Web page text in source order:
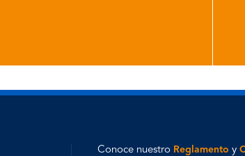
Conoce nuestro Reglamento y